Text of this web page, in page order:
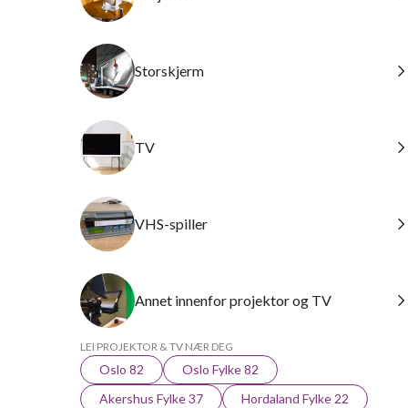
Storskjerm
TV
VHS-spiller
Annet innenfor projektor og TV
LEI PROJEKTOR & TV NÆR DEG
Oslo 82
Oslo Fylke 82
Akershus Fylke 37
Hordaland Fylke 22